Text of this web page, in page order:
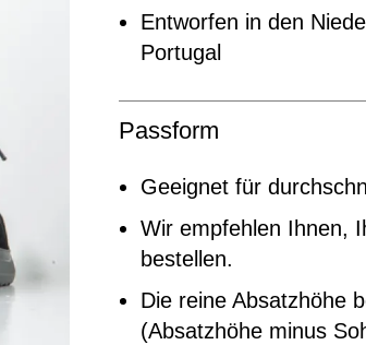
Entworfen in den
Portugal
Passform
Geeignet für
Wir empfehlen Ihnen,
bestellen.
Die reine Absatzhöhe
(Absatzhöhe minus